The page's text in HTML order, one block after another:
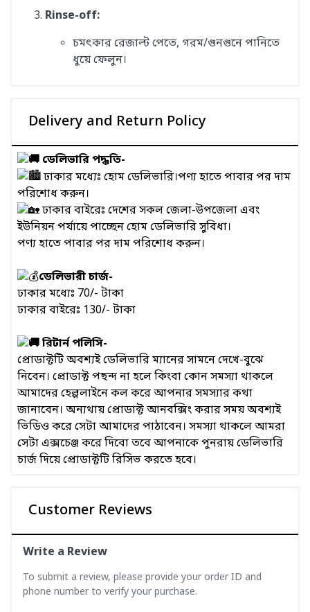
Rinse-off:
চমৎকার রেজাল্ট পেতে, গরম/গুনগুনে পানিতে
ধুয়ে ফেলুন।
Delivery and Return Policy
ডেলিভারি পদ্ধতি-
ঢাকার মধ্যেঃ হোম ডেলিভারি।পণ্য হাতে পাবার পর দাম
পরিশোধ করুন।
ঢাকার বাইরেঃ দেশের সকল জেলা-উপজেলা এবং
ইউনিয়ন পর্যায়ে পাচ্ছেন হোম ডেলিভারি সুবিধা।
পণ্য হাতে পাবার পর দাম পরিশোধ করুন।
ডেলিভারী চার্জ-
ঢাকার মধ্যেঃ 70/- টাকা
ঢাকার বাইরেঃ 130/- টাকা
রিটার্ন পলিসি-
প্রোডাক্টটি অবশ্যই ডেলিভারি ম্যানের সামনে দেখে-বুঝে
নিবেন। প্রোডাক্ট পছন্দ না হলে কিংবা কোন সমস্যা থাকলে
আমাদের হেল্পলাইনে কল করে আপনার সমস্যার কথা
জানাবেন। অন্যথায় প্রোডাক্ট আনবক্সিং করার সময় অবশ্যই
ভিডিও করে সেটা আমাদের পাঠাবেন। সমস্যা থাকলে আমরা
সেটা এক্সচেঞ্জ করে দিবো তবে আপনাকে পুনরায় ডেলিভারি
চার্জ দিয়ে প্রোডাক্টটি রিসিভ করতে হবে।
Customer Reviews
Write a Review
To submit a review, please provide your order ID and
phone number to verify your purchase.